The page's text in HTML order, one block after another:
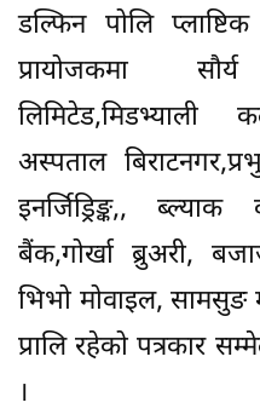
डल्फिन पोलि
प्रायोजकमा
अस्पताल
इनर्जिड्रिङ्क,,
बैंक,गोर्खा ब्रुअरी,
भिभो मोवाइल, सामसुङ
प्रालि रहेको पत्रकार
।